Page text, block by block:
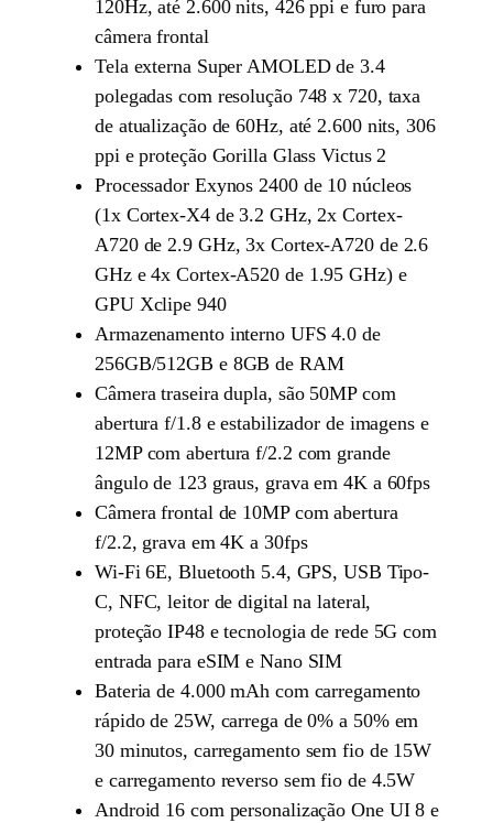
120Hz, até 2.600 nits, 426 ppi e furo para
câmera frontal
Tela externa Super AMOLED de 3.4
polegadas com resolução 748 x 720, taxa
de atualização de 60Hz, até 2.600 nits, 306
ppi e proteção Gorilla Glass Victus 2
Processador Exynos 2400 de 10 núcleos
(1x Cortex-X4 de 3.2 GHz, 2x Cortex-
A720 de 2.9 GHz, 3x Cortex-A720 de 2.6
GHz e 4x Cortex-A520 de 1.95 GHz) e
GPU Xclipe 940
Armazenamento interno UFS 4.0 de
256GB/512GB e 8GB de RAM
Câmera traseira dupla, são 50MP com
abertura f/1.8 e estabilizador de imagens e
12MP com abertura f/2.2 com grande
ângulo de 123 graus, grava em 4K a 60fps
Câmera frontal de 10MP com abertura
f/2.2, grava em 4K a 30fps
Wi-Fi 6E, Bluetooth 5.4, GPS, USB Tipo-
C, NFC, leitor de digital na lateral,
proteção IP48 e tecnologia de rede 5G com
entrada para eSIM e Nano SIM
Bateria de 4.000 mAh com carregamento
rápido de 25W, carrega de 0% a 50% em
30 minutos, carregamento sem fio de 15W
e carregamento reverso sem fio de 4.5W
Android 16 com personalização One UI 8 e